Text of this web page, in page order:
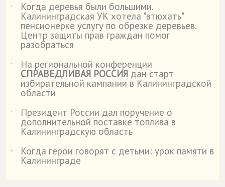
˙
Когда деревья были большими.
Калининградская УК хотела "втюхать"
пенсионерке услугу по обрезке деревьев.
Центр защиты прав граждан помог
разобраться
˙
На региональной конференции
СПРАВЕДЛИВАЯ РОССИЯ дан старт
избирательной кампании в Калининградской
области
˙
Президент России дал поручение о
дополнительной поставке топлива в
Калининградскую область
˙
Когда герои говорят с детьми: урок памяти в
Калининграде